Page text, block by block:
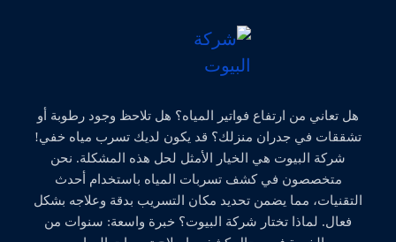
هل تعاني من ارتفاع فواتير المياه؟ هل تلاحظ وجود رطوبة أو
تشققات في جدران منزلك؟ قد يكون لديك تسرب مياه خفي!
شركة البيوت هي الخيار الأمثل لحل هذه المشكلة. نحن
متخصصون في كشف تسربات المياه باستخدام أحدث
التقنيات، مما يضمن تحديد مكان التسريب بدقة وعلاجه بشكل
فعال. لماذا تختار شركة البيوت؟ خبرة واسعة: سنوات من